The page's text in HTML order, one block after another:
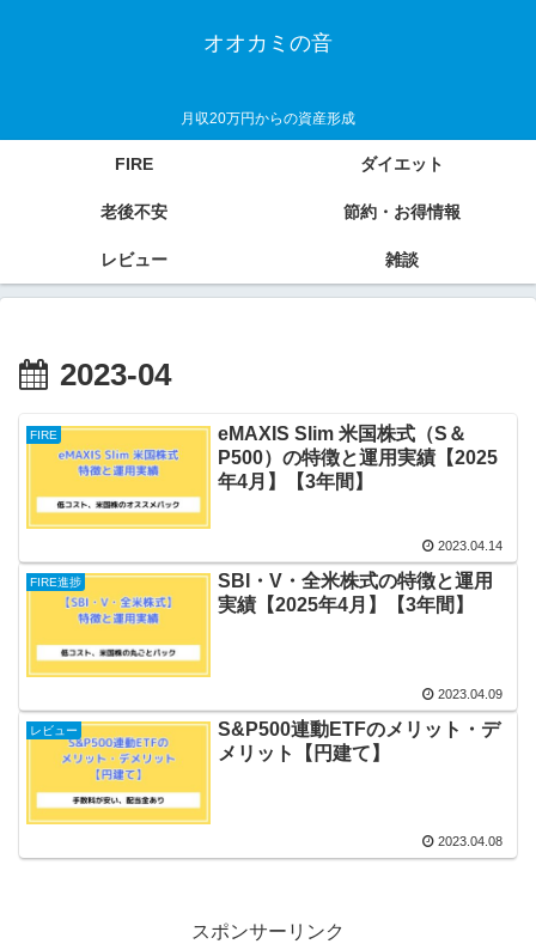
オオカミの音
月収20万円からの資産形成
FIRE ダイエット
老後不安 節約・お得情報
レビュー 雑談
2023-04
FIRE
eMAXIS Slim 米国株式（S＆
P500）の特徴と運用実績【2025
年4月】【3年間】
2023.04.14
FIRE進捗
SBI・V・全米株式の特徴と運用
実績【2025年4月】【3年間】
2023.04.09
レビュー
S&P500連動ETFのメリット・デ
メリット【円建て】
2023.04.08
スポンサーリンク